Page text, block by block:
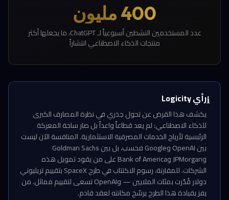
400 مليون
عدد المستخدمين النشطين أسبوعياً لـ ChatGPT، ما يجعلها أكثر
منتجات الذكاء الاصطناعي انتشاراً
ℹ️رأي Logicity
يكشف هذا القرض عن تحول جذري في نظرة المصارف الكبرى
للذكاء الاصطناعي: لم يعد قطاعاً واعداً بل صار ساحة المعركة
الرئيسية لأرباح الخدمات المصرفية الاستثمارية. المنافسة الآن ليست
بين OpenAI وGoogle فحسب، بل بين Goldman Sachs
وJPMorgan وBank of America على من يقود تمويل هذه
الشركات. للمقارنة، رسوم الاكتتاب في طرح SpaceX بتقييم تريليوني
دولار قُدّرت بمئات الملايين — وOpenAI تسعى لتقييم مماثل. من
يفز بقيادة هذا الطرح يرسّخ مكانته لعقد قادم.